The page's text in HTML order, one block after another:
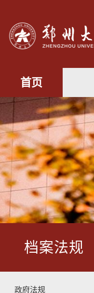
首页
档案法规
政府法规